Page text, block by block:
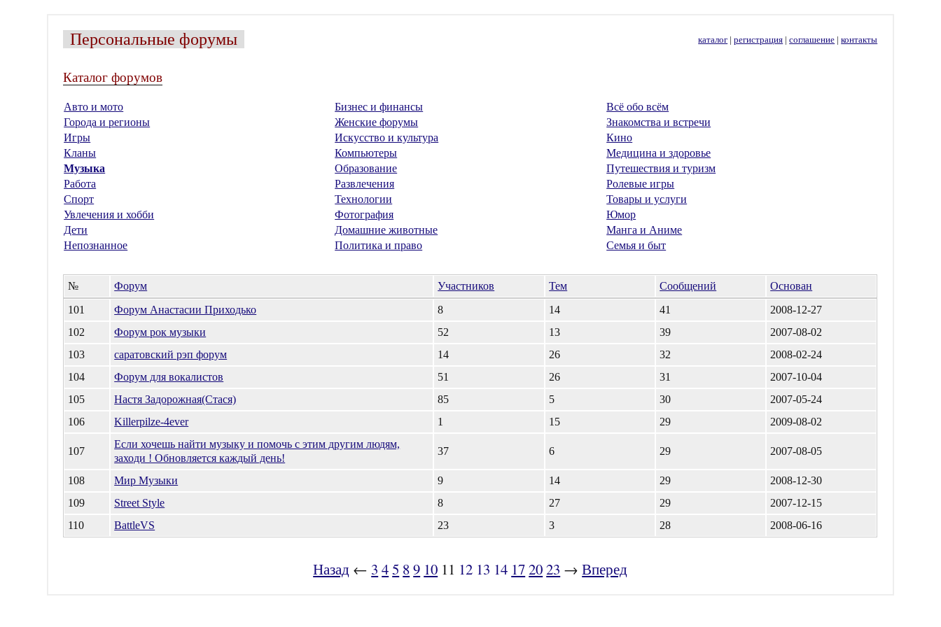
Персональные форумы каталог |регистрация |соглашение |контакты
Каталог форумов
Авто и мото Бизнес и финансы
Всё обо всём
Города и регионы
Женские форумы
Знакомства и встречи
Игры
Искусство и культура
Кино
Кланы
Компьютеры
Медицина и здоровье
Музыка
Образование
Путешествия и туризм
Работа
Развлечения
Ролевые игры
Спорт
Технологии
Товары и услуги
Увлечения и хобби
Фотография
Юмор
Дети
Домашние животные
Манга и Аниме
Непознанное
Политика и право Семья и быт
№ Форум Участников Тем Сообщений
Основан
101
Форум Анастасии Приходько 8 14 41
2008-12-27
102
Форум рок музыки 52 13 39
2007-08-02
103
саратовский рэп форум 14 26 32
2008-02-24
104
Форум для вокалистов 51 26 31
2007-10-04
105
Настя Задорожная(Стася) 85 5 30
2007-05-24
106
Killerpilze-4ever 1 15 29 2009-08-02
107
Если хочешь найти музыку и помочь с этим другим людям,
заходи ! Обновляется каждый день!
37 6 29 2007-08-05
108 Мир Музыки 9 14 29
2008-12-30
109
Street Style 8 27 29
2007-12-15
110
BattleVS 23 3 28 2008-06-16
Назад ← 3 45 89 10 11 12 13 14 172023 →Вперед